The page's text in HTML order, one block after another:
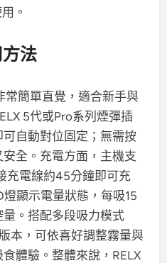
。
法
常簡單直覺，適合新手與
5代或Pro系列煙彈插
自動對位固定；無需按
全。充電方面，主機支
充電線約45分鐘即可充
顯示電量狀態，每吸15
。搭配多段吸力模式
本，可依喜好調整霧量與
體驗。整體來說，RELX